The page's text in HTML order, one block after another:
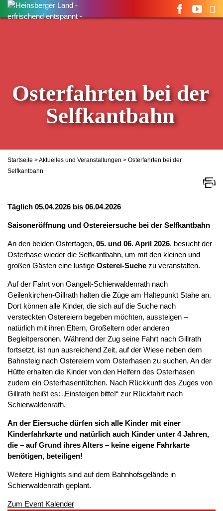
Suchen
nach:
Osterfahrten bei der
Selfkantbahn
Startseite >Aktuelles und Veranstaltungen > Osterfahrten bei der
Selfkantbahn
Täglich 05.04.2026 bis 06.04.2026
Saisoneröffnung und Ostereiersuche bei der Selfkantbahn
An den beiden Ostertagen, 05. und 06. April 2026, besucht der
Osterhase wieder die Selfkantbahn, um mit den kleinen und
großen Gästen eine lustige Osterei-Suche zu veranstalten.
Auf der Fahrt von Gangelt-Schierwaldenrath nach
Geilenkirchen-Gillrath halten die Züge am Haltepunkt Stahe an.
Dort können alle Kinder, die sich auf die Suche nach
versteckten Ostereiern begeben möchten, aussteigen –
natürlich mit ihren Eltern, Großeltern oder anderen
Begleitpersonen. Während der Zug seine Fahrt nach Gillrath
fortsetzt, ist nun ausreichend Zeit, auf der Wiese neben dem
Bahnsteig nach Ostereiern vom Osterhasen zu suchen. An der
Hütte erhalten die Kinder von den Helfern des Osterhasen
zudem ein Osterhasentütchen. Nach Rückkunft des Zuges von
Gillrath heißt es: „Einsteigen bitte!“ zur Rückfahrt nach
Schierwaldenrath.
An der Eiersuche dürfen sich alle Kinder mit einer
Kinderfahrkarte und natürlich auch Kinder unter 4 Jahren,
die – auf Grund ihres Alters – keine eigene Fahrkarte
benötigen, beteiligen!
Weitere Highlights sind auf dem Bahnhofsgelände in
Schierwaldenrath geplant.
Zum Event Kalender